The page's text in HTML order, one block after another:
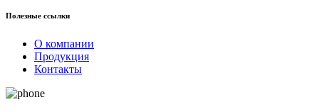
Полезные ссылки
О компании
Продукция
Контакты